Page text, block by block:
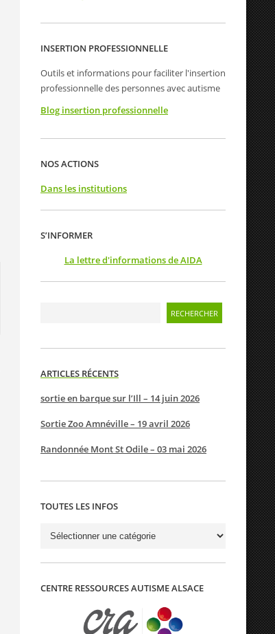
INSERTION PROFESSIONNELLE
Outils et informations pour faciliter l'insertion
professionnelle des personnes avec autisme
Blog insertion professionnelle
NOS ACTIONS
Dans les institutions
S’INFORMER
La lettre d'informations de AIDA
ARTICLES RÉCENTS
sortie en barque sur l’Ill – 14 juin 2026
Sortie Zoo Amnéville – 19 avril 2026
Randonnée Mont St Odile – 03 mai 2026
TOUTES LES INFOS
Toutes
infos
CENTRE RESSOURCES AUTISME ALSACE